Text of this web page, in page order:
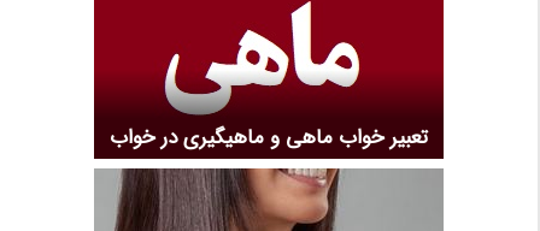
تعبیر خواب ماهی و ماهیگیری در خواب